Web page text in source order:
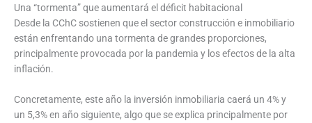
Una “tormenta” que aumentará el déficit habitacional
Desde la CChC sostienen que el sector construcción e inmobiliario
están enfrentando una tormenta de grandes proporciones,
principalmente provocada por la pandemia y los efectos de la alta
inflación.
Concretamente, este año la inversión inmobiliaria caerá un 4% y
un 5,3% en año siguiente, algo que se explica principalmente por